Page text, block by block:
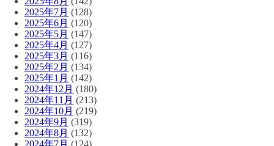
2025年7月 (128)
2025年6月 (120)
2025年5月 (147)
2025年4月 (127)
2025年3月 (116)
2025年2月 (134)
2025年1月 (142)
2024年12月 (180)
2024年11月 (213)
2024年10月 (219)
2024年9月 (319)
2024年8月 (132)
2024年7月 (124)